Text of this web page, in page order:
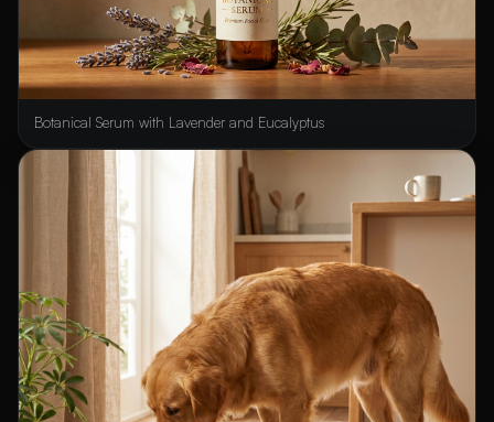
Botanical Serum with Lavender and Eucalyptus